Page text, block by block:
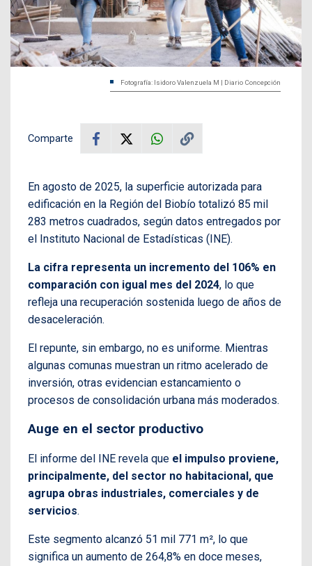
Fotografía: Isidoro Valenzuela M | Diario Concepción
Comparte
En agosto de 2025, la superficie autorizada para
edificación en la Región del Biobío totalizó 85 mil
283 metros cuadrados, según datos entregados por
el Instituto Nacional de Estadísticas (INE).
La cifra representa un incremento del 106% en
comparación con igual mes del 2024, lo que
refleja una recuperación sostenida luego de años de
desaceleración.
El repunte, sin embargo, no es uniforme. Mientras
algunas comunas muestran un ritmo acelerado de
inversión, otras evidencian estancamiento o
procesos de consolidación urbana más moderados.
Auge en el sector productivo
El informe del INE revela que el impulso proviene,
principalmente, del sector no habitacional, que
agrupa obras industriales, comerciales y de
servicios.
Este segmento alcanzó 51 mil 771 m², lo que
significa un aumento de 264,8% en doce meses,